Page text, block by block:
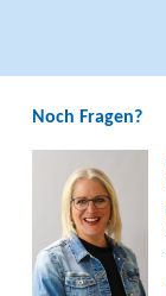
Noch Fragen?